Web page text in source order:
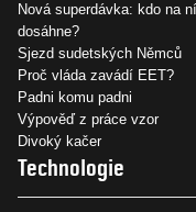
Nová superdávka: kdo na ní
dosáhne?
Sjezd sudetských Němců
Proč vláda zavádí EET?
Padni komu padni
Výpověď z práce vzor
Divoký kačer
Technologie